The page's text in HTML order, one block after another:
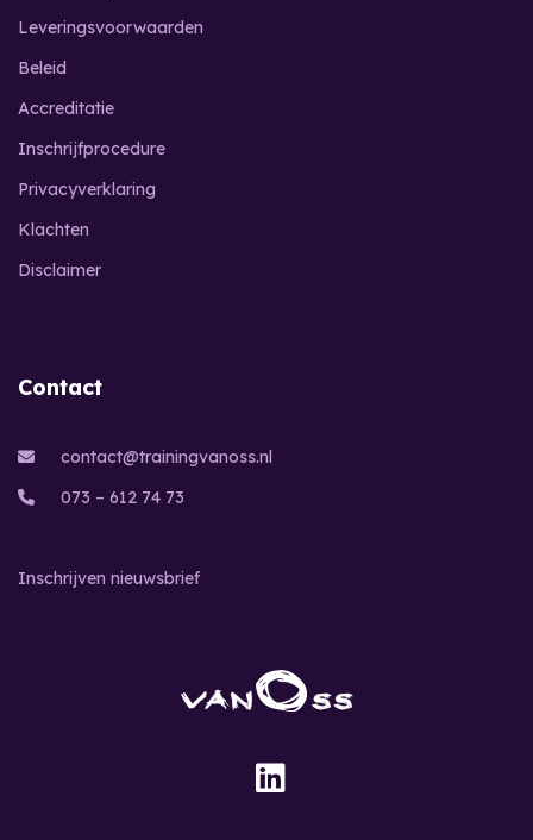
Leveringsvoorwaarden
Beleid
Accreditatie
Inschrijfprocedure
Privacyverklaring
Klachten
Disclaimer
Contact
contact@trainingvanoss.nl
073 – 612 74 73
Inschrijven nieuwsbrief